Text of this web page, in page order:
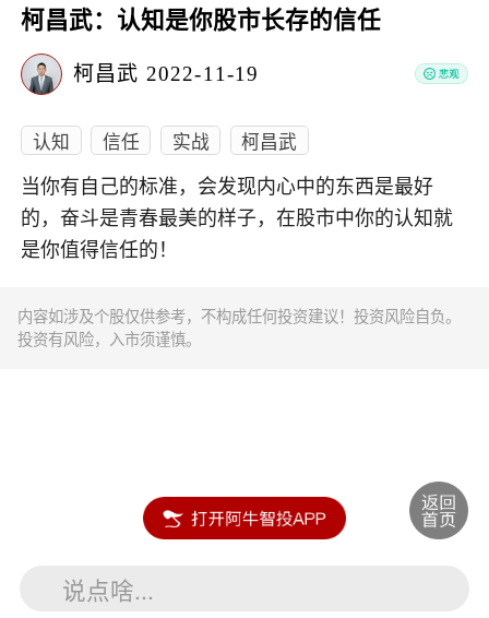
柯昌武：认知是你股市长存的信任
柯昌武 2022-11-19
认知 信任 实战 柯昌武
当你有自己的标准，会发现内心中的东西是最好
的，奋斗是青春最美的样子，在股市中你的认知就
是你值得信任的！
内容如涉及个股仅供参考，不构成任何投资建议！投资风险自负。
投资有风险，入市须谨慎。
说点啥...